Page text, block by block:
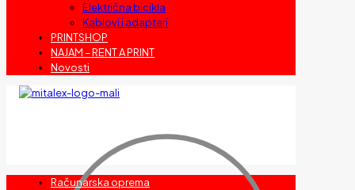
Električna bicikla
Kablovi i adapteri
PRINTSHOP
NAJAM – RENT A PRINT
Novosti
Računarska oprema